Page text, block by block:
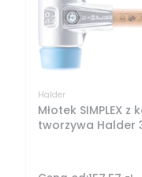
Halder
Młotek SIMPLEX
tworzywa Halder